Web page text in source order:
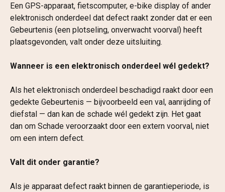
Een GPS-apparaat, fietscomputer, e-bike display of ander
elektronisch onderdeel dat defect raakt zonder dat er een
Gebeurtenis (een plotseling, onverwacht voorval) heeft
plaatsgevonden, valt onder deze uitsluiting.
Wanneer is een elektronisch onderdeel wél gedekt?
Als het elektronisch onderdeel beschadigd raakt door een
gedekte Gebeurtenis — bijvoorbeeld een val, aanrijding of
diefstal — dan kan de schade wél gedekt zijn. Het gaat
dan om Schade veroorzaakt door een extern voorval, niet
om een intern defect.
Valt dit onder garantie?
Als je apparaat defect raakt binnen de garantieperiode, is